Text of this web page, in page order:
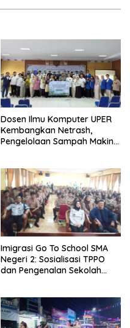
Dosen Ilmu Komputer UPER
Kembangkan Netrash,
Pengelolaan Sampah Makin
Imigrasi Go To School SMA
Negeri 2: Sosialisasi TPPO
dan Pengenalan Sekolah